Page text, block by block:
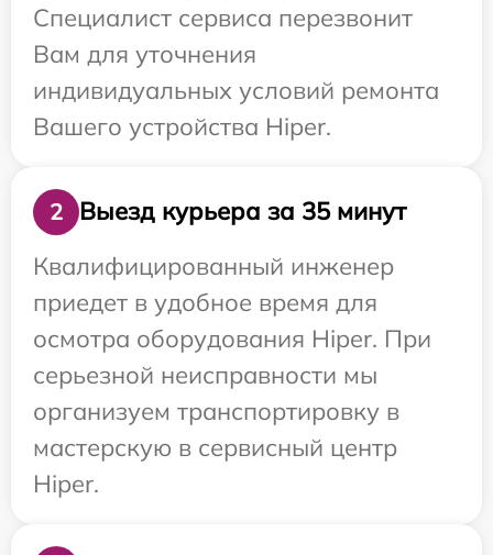
Специалист сервиса перезвонит
Вам для уточнения
индивидуальных условий ремонта
Вашего устройства Hiper.
2
Выезд курьера за 35 минут
Квалифицированный инженер
приедет в удобное время для
осмотра оборудования Hiper. При
серьезной неисправности мы
организуем транспортировку в
мастерскую в сервисный центр
Hiper.